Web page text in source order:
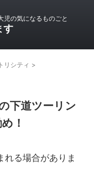
の気になるものごと
す
トリシティ >
下道ツーリン
！
れる場合がありま